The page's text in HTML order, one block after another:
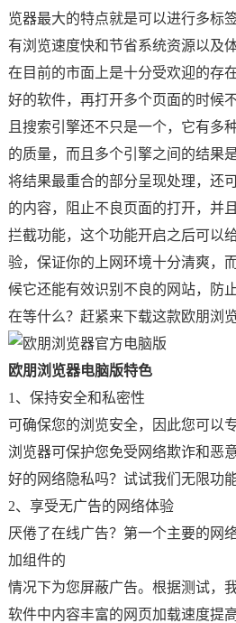
览器最大的特点就是可以进行多标
有浏览速度快和节省系统资源以及
在目前的市面上是十分受欢迎的存
好的软件，再打开多个页面的时候
且搜索引擎还不只是一个，它有多
的质量，而且多个引擎之间的结果
将结果最重合的部分呈现处理，还
的内容，阻止不良页面的打开，并
拦截功能，这个功能开启之后可以
验，保证你的上网环境十分清爽，
候它还能有效识别不良的网站，防
在等什么？赶紧来下载这款欧朋浏
欧朋浏览器电脑版特色
1、保持安全和私密性
可确保您的浏览安全，因此您可以
浏览器可保护您免受网络欺诈和恶
好的网络隐私吗？试试我们无限功能
2、享受无广告的网络体验
厌倦了在线广告？第一个主要的网
加组件的
情况下为您屏蔽广告。根据测试，
软件中内容丰富的网页加载速度提高